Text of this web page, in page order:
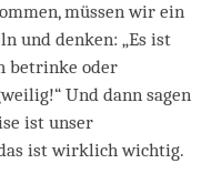
müssen wir ein
und denken: „Es ist
betrinke oder
Und dann sagen
ist unser
ist wirklich wichtig.